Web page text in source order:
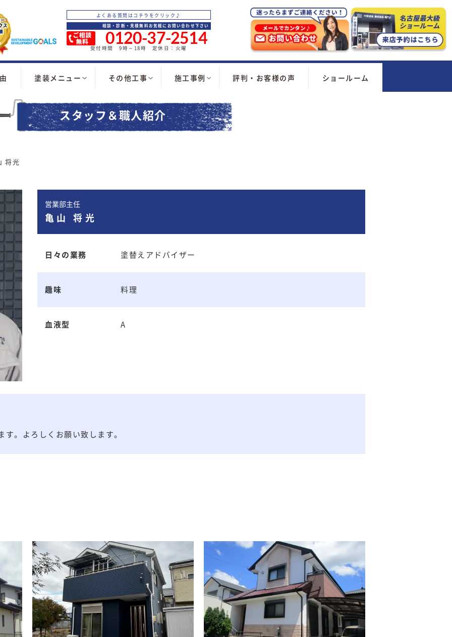
よくある質問はコチラをクリック♪
相談・診断・見積無料お気軽にお問い合わせ下さい
0120-37-2514
受付時間 9時～18時 定休日：火曜
塗装メニュー その他工事 施工事例 評判・お客様の声 ショールーム
スタッフ＆職人紹介
将光
営業部主任
亀山 将光
日々の業務 塗替えアドバイザー
趣味 料理
血液型 A
。よろしくお願い致します。